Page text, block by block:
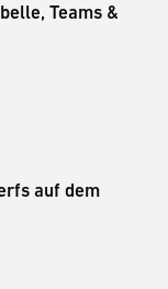
Teams &
auf dem